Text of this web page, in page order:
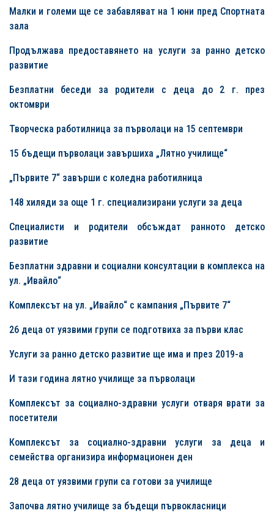
Малки и големи ще се забавляват на 1 юни пред Спортната
зала
Продължава предоставянето на услуги за ранно детско
развитие
Безплатни беседи за родители с деца до 2 г. през
октомври
Творческа работилница за първолаци на 15 септември
15 бъдещи първолаци завършиха „Лятно училище“
„Първите 7“ завърши с коледна работилница
148 хиляди за още 1 г. специализирани услуги за деца
Специалисти и родители обсъждат ранното детско
развитие
Безплатни здравни и социални консултации в комплекса на
ул. „Ивайло“
Комплексът на ул. „Ивайло“ с кампания „Първите 7“
26 деца от уязвими групи се подготвиха за първи клас
Услуги за ранно детско развитие ще има и през 2019-а
И тази година лятно училище за първолаци
Комплексът за социално-здравни услуги отваря врати за
посетители
Комплексът за социално-здравни услуги за деца и
семейства организира информационен ден
28 деца от уязвими групи са готови за училище
Започва лятно училище за бъдещи първокласници